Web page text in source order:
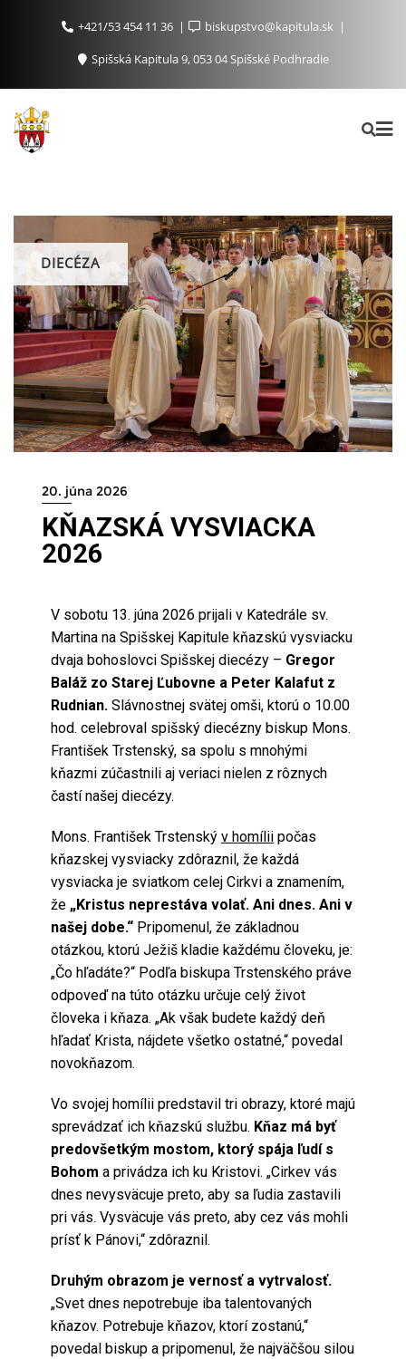
+421/53 454 11 36
biskupstvo@kapitula.sk
Spišská Kapitula 9, 053 04 Spišské Podhradie
DIECÉZA
20. júna 2026
KŇAZSKÁ VYSVIACKA
2026
V sobotu 13. júna 2026 prijali v Katedrále sv.
Martina na Spišskej Kapitule kňazskú vysviacku
dvaja bohoslovci Spišskej diecézy – Gregor
Baláž zo Starej Ľubovne a Peter Kalafut z
Rudnian. Slávnostnej svätej omši, ktorú o 10.00
hod. celebroval spišský diecézny biskup Mons.
František Trstenský, sa spolu s mnohými
kňazmi zúčastnili aj veriaci nielen z rôznych
častí našej diecézy.
Mons. František Trstenský v homílii počas
kňazskej vysviacky zdôraznil, že každá
vysviacka je sviatkom celej Cirkvi a znamením,
že „Kristus neprestáva volať. Ani dnes. Ani v
našej dobe.“ Pripomenul, že základnou
otázkou, ktorú Ježiš kladie každému človeku, je:
„Čo hľadáte?“ Podľa biskupa Trstenského práve
odpoveď na túto otázku určuje celý život
človeka i kňaza. „Ak však budete každý deň
hľadať Krista, nájdete všetko ostatné,“ povedal
novokňazom.
Vo svojej homílii predstavil tri obrazy, ktoré majú
sprevádzať ich kňazskú službu. Kňaz má byť
predovšetkým mostom, ktorý spája ľudí s
Bohom a privádza ich ku Kristovi. „Cirkev vás
dnes nevysväcuje preto, aby sa ľudia zastavili
pri vás. Vysväcuje vás preto, aby cez vás mohli
prísť k Pánovi,“ zdôraznil.
Druhým obrazom je vernosť a vytrvalosť.
„Svet dnes nepotrebuje iba talentovaných
kňazov. Potrebuje kňazov, ktorí zostanú,“
povedal biskup a pripomenul, že najväčšou silou